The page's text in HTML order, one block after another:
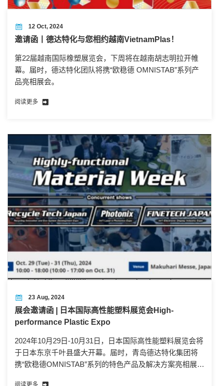
12 Oct, 2024
邀请函丨德达特化与您相约越南VietnamPlas！
第22届越南国际橡塑展览会，下周将在越南胡志明拉开帷
幕。届时，德达特化团队将携“欧稳德 OMNISTAB”系列产
品亮相展会。
阅读更多
23 Aug, 2024
展会邀请函 | 日本国际高性能塑料展览会High-
performance Plastic Expo
2024年10月29日-10月31日，日本国际高性能塑料展览会将
于日本东京千叶县盛大开幕。届时，青岛德达特化集团将
携“欧稳德OMNISTAB”系列的特色产品及解决方案亮相展